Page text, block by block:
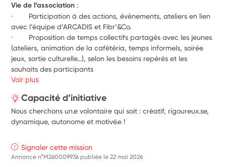
Vie de l’association :
·        Participation à des actions, évènements, ateliers en lien
avec l’équipe d’ARCADIS et Fibr’&Co.
·        Proposition de temps collectifs partagés avec les jeunes
(ateliers, animation de la cafétéria, temps informels, soirée
jeux, sortie culturelle…), selon les besoins repérés et les
souhaits des participants
Voir plus
Capacité d’initiative
Nous cherchons un.e volontaire qui soit : créatif, rigoureux.se,
dynamique, autonome et motivé.e !
Signaler cette mission
Annonce n°M260009936 publiée le22 mai 2026